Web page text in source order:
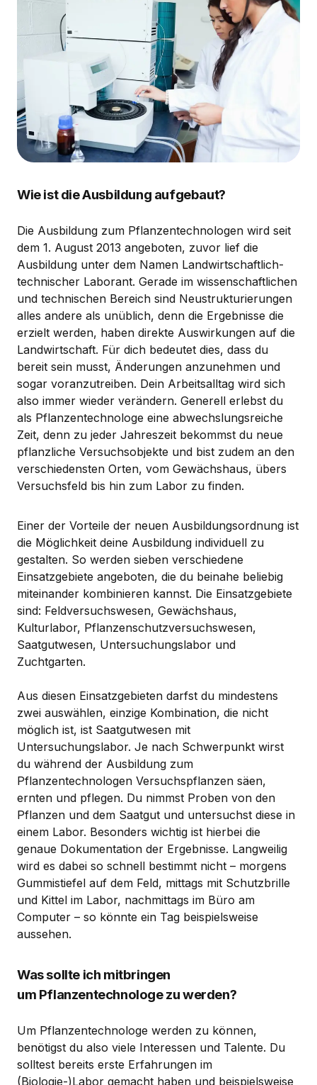
Wie ist die Ausbildung aufgebaut?
Die Ausbildung zum Pflanzentechnologen wird seit
dem 1. August 2013 angeboten, zuvor lief die
Ausbildung unter dem Namen Landwirtschaftlich-
technischer Laborant. Gerade im wissenschaftlichen
und technischen Bereich sind Neustrukturierungen
alles andere als unüblich, denn die Ergebnisse die
erzielt werden, haben direkte Auswirkungen auf die
Landwirtschaft. Für dich bedeutet dies, dass du
bereit sein musst, Änderungen anzunehmen und
sogar voranzutreiben. Dein Arbeitsalltag wird sich
also immer wieder verändern. Generell erlebst du
als Pflanzentechnologe eine abwechslungsreiche
Zeit, denn zu jeder Jahreszeit bekommst du neue
pflanzliche Versuchsobjekte und bist zudem an den
verschiedensten Orten, vom Gewächshaus, übers
Versuchsfeld bis hin zum Labor zu finden.
Einer der Vorteile der neuen Ausbildungsordnung ist
die Möglichkeit deine Ausbildung individuell zu
gestalten. So werden sieben verschiedene
Einsatzgebiete angeboten, die du beinahe beliebig
miteinander kombinieren kannst. Die Einsatzgebiete
sind: Feldversuchswesen, Gewächshaus,
Kulturlabor, Pflanzenschutzversuchswesen,
Saatgutwesen, Untersuchungslabor und
Zuchtgarten.
Aus diesen Einsatzgebieten darfst du mindestens
zwei auswählen, einzige Kombination, die nicht
möglich ist, ist Saatgutwesen mit
Untersuchungslabor. Je nach Schwerpunkt wirst
du während der Ausbildung zum
Pflanzentechnologen Versuchspflanzen säen,
ernten und pflegen. Du nimmst Proben von den
Pflanzen und dem Saatgut und untersuchst diese in
einem Labor. Besonders wichtig ist hierbei die
genaue Dokumentation der Ergebnisse. Langweilig
wird es dabei so schnell bestimmt nicht – morgens
Gummistiefel auf dem Feld, mittags mit Schutzbrille
und Kittel im Labor, nachmittags im Büro am
Computer – so könnte ein Tag beispielsweise
aussehen.
Was sollte ich mitbringen
um Pflanzentechnologe zu werden?
Um Pflanzentechnologe werden zu können,
benötigst du also viele Interessen und Talente. Du
solltest bereits erste Erfahrungen im
(Biologie-)Labor gemacht haben und beispielsweise